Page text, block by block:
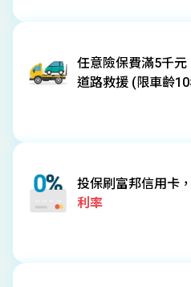
任意險保費滿5千
道路救援 (限車齡
投保刷富邦信用卡
利率